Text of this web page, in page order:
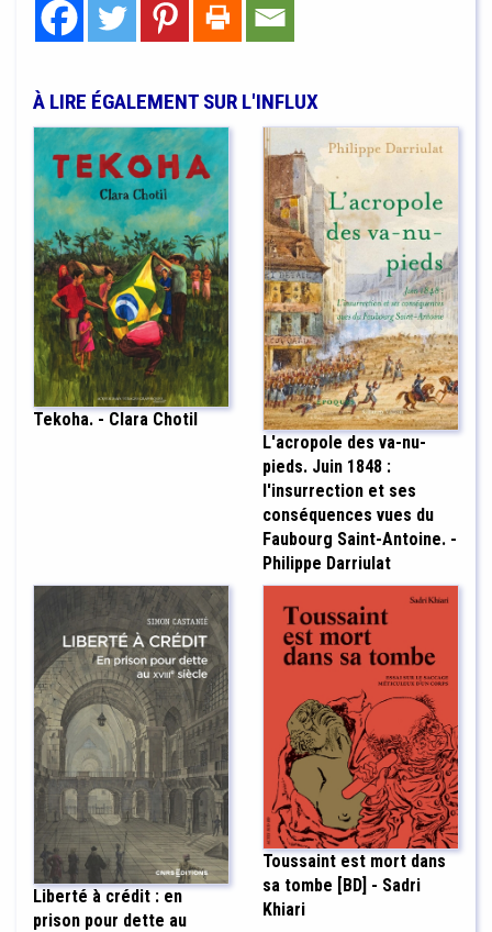
À LIRE ÉGALEMENT SUR L'INFLUX
Tekoha. - Clara Chotil
L'acropole des va-nu-
pieds. Juin 1848 :
l'insurrection et ses
conséquences vues du
Faubourg Saint-Antoine. -
Philippe Darriulat
Liberté à crédit : en
prison pour dette au
Toussaint est mort dans
sa tombe [BD] - Sadri
Khiari